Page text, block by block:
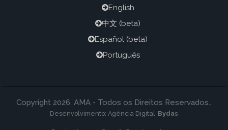
English
中文 (beta)
Español (beta)
Português
Copyright 2026, AMA - Todos os Direitos Reservados..
Desenvolvimento: Agência Digital Bydas